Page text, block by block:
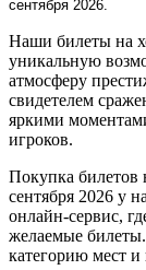
сентября 2026.
Наши билеты на
уникальную
атмосферу
свидетелем
яркими
игроков.
Покупка
сентября 2026 у
онлайн-сервис,
желаемые
категорию мест